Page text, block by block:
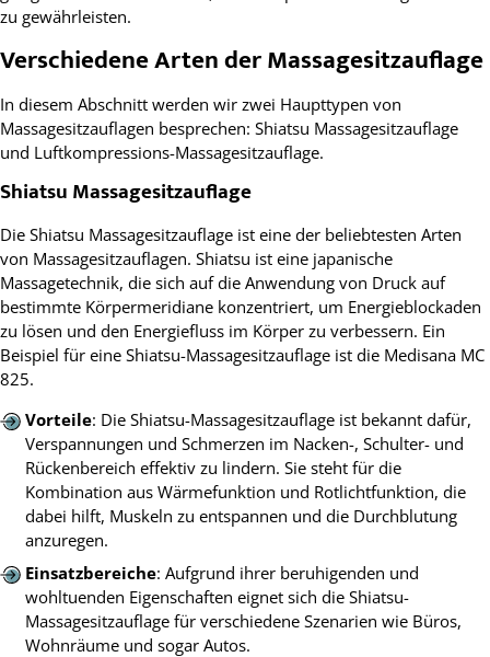
zu gewährleisten.
Verschiedene Arten der Massagesitzauflage
In diesem Abschnitt werden wir zwei Haupttypen von
Massagesitzauflagen besprechen: Shiatsu Massagesitzauflage
und Luftkompressions-Massagesitzauflage.
Shiatsu Massagesitzauflage
Die Shiatsu Massagesitzauflage ist eine der beliebtesten Arten
von Massagesitzauflagen. Shiatsu ist eine japanische
Massagetechnik, die sich auf die Anwendung von Druck auf
bestimmte Körpermeridiane konzentriert, um Energieblockaden
zu lösen und den Energiefluss im Körper zu verbessern. Ein
Beispiel für eine Shiatsu-Massagesitzauflage ist die Medisana MC
825.
Vorteile: Die Shiatsu-Massagesitzauflage ist bekannt dafür,
Verspannungen und Schmerzen im Nacken-, Schulter- und
Rückenbereich effektiv zu lindern. Sie steht für die
Kombination aus Wärmefunktion und Rotlichtfunktion, die
dabei hilft, Muskeln zu entspannen und die Durchblutung
anzuregen.
Einsatzbereiche: Aufgrund ihrer beruhigenden und
wohltuenden Eigenschaften eignet sich die Shiatsu-
Massagesitzauflage für verschiedene Szenarien wie Büros,
Wohnräume und sogar Autos.